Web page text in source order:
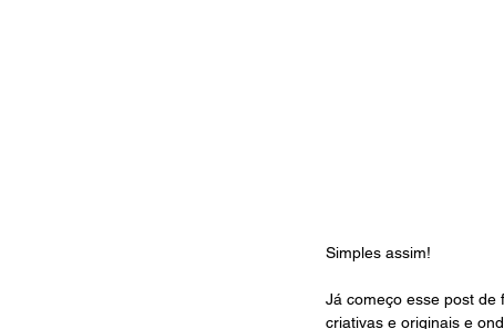
Simples assim!
Já começo esse post de
criativas e originais e